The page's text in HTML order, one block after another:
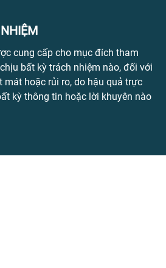
cung cấp cho mục đích tham
bất kỳ trách nhiệm nào, đối với
mát hoặc rủi ro, do hậu quả trực
kỳ thông tin hoặc lời khuyên nào